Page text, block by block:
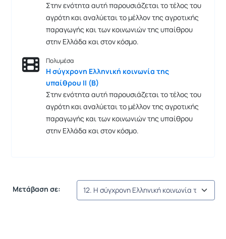
Στην ενότητα αυτή παρουσιάζεται το τέλος του
αγρότη και αναλύεται το μέλλον της αγροτικής
παραγωγής και των κοινωνιών της υπαίθρου
στην Ελλάδα και στον κόσμο.
Πολυμέσα
Η σύγχρονη Ελληνική κοινωνία της
υπαίθρου ΙΙ (Β)
Στην ενότητα αυτή παρουσιάζεται το τέλος του
αγρότη και αναλύεται το μέλλον της αγροτικής
παραγωγής και των κοινωνιών της υπαίθρου
στην Ελλάδα και στον κόσμο.
Μετάβαση σε: